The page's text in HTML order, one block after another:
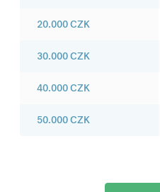
20.000CZK
30.000CZK
40.000CZK
50.000CZK